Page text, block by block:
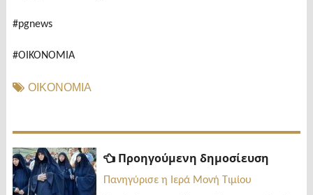
#pgnews
#ΟΙΚΟΝΟΜΙΑ
ΟΙΚΟΝΟΜΙΑ
Πλοήγηση
άρθρων
Προηγούμενη δημοσίευση
Πανηγύρισε η Ιερά Μονή Τιμίου